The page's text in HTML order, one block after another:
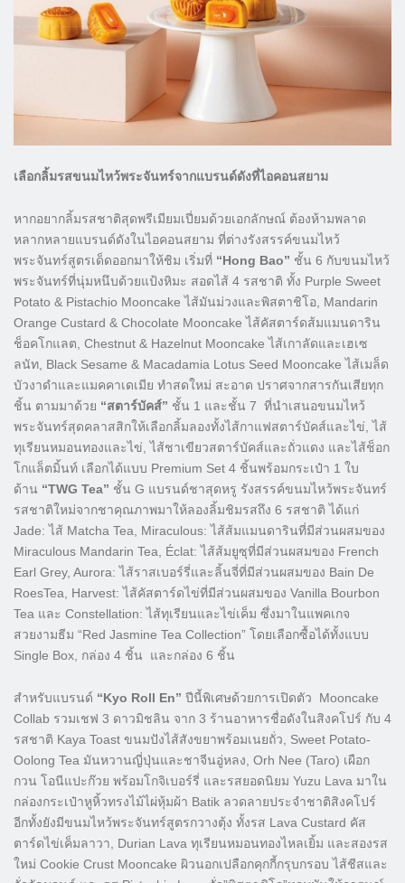
เลือกลิ้มรสขนมไหว้พระจันทร์จากแบรนด์ดังที่ไอคอนสยาม
หากอยากลิ้มรสชาติสุดพรีเมียมเปี่ยมด้วยเอกลักษณ์ ต้องห้ามพลาด
หลากหลายแบรนด์ดังในไอคอนสยาม ที่ต่างรังสรรค์ขนมไหว้
พระจันทร์สูตรเด็ดออกมาให้ชิม เริ่มที่ “Hong Bao” ชั้น 6 กับขนมไหว้
พระจันทร์ที่นุ่มหนึบด้วยแป้งหิมะ สอดไส้ 4 รสชาติ ทั้ง Purple Sweet
Potato & Pistachio Mooncake ไส้มันม่วงและพิสตาชิโอ, Mandarin
Orange Custard & Chocolate Mooncake ไส้คัสตาร์ดส้มแมนดาริน
ช็อคโกแลต, Chestnut & Hazelnut Mooncake ไส้เกาลัดและเฮเซ
ลนัท, Black Sesame & Macadamia Lotus Seed Mooncake ไส้เมล็ด
บัวงาดำและแมคคาเดเมีย ทำสดใหม่ สะอาด ปราศจากสารกันเสียทุก
ชิ้น ตามมาด้วย “สตาร์บัคส์” ชั้น 1 และชั้น 7 ที่นำเสนอขนมไหว้
พระจันทร์สุดคลาสสิกให้เลือกลิ้มลองทั้งไส้กาแฟสตาร์บัคส์และไข่, ไส้
ทุเรียนหมอนทองและไข่, ไส้ชาเขียวสตาร์บัคส์และถั่วแดง และไส้ช็อก
โกแล็ตมิ้นท์ เลือกได้แบบ Premium Set 4 ชิ้นพร้อมกระเป๋า 1 ใบ
ด้าน “TWG Tea” ชั้น G แบรนด์ชาสุดหรู รังสรรค์ขนมไหว้พระจันทร์
รสชาติใหม่จากชาคุณภาพมาให้ลองลิ้มชิมรสถึง 6 รสชาติ ได้แก่
Jade: ไส้ Matcha Tea, Miraculous: ไส้ส้มแมนดารินที่มีส่วนผสมของ
Miraculous Mandarin Tea, Éclat: ไส้ส้มยูซุที่มีส่วนผสมของ French
Earl Grey, Aurora: ไส้ราสเบอร์รี่และลิ้นจี่ที่มีส่วนผสมของ Bain De
RoesTea, Harvest: ไส้คัสตาร์ดไข่ที่มีส่วนผสมของ Vanilla Bourbon
Tea และ Constellation: ไส้ทุเรียนและไข่เค็ม ซึ่งมาในแพคเกจ
สวยงามธีม “Red Jasmine Tea Collection” โดยเลือกซื้อได้ทั้งแบบ
Single Box, กล่อง 4 ชิ้น และกล่อง 6 ชิ้น
สำหรับแบรนด์ “Kyo Roll En” ปีนี้พิเศษด้วยการเปิดตัว Mooncake
Collab รวมเชฟ 3 ดาวมิชลิน จาก 3 ร้านอาหารชื่อดังในสิงคโปร์ กับ 4
รสชาติ Kaya Toast ขนมปังไส้สังขยาพร้อมเนยถั่ว, Sweet Potato-
Oolong Tea มันหวานญี่ปุ่นและชาจีนอู่หลง, Orh Nee (Taro) เผือก
กวน โอนีแปะก๊วย พร้อมโกจิเบอร์รี่ และรสยอดนิยม Yuzu Lava มาใน
กล่องกระเป๋าหูหิ้วทรงไม้ไผ่หุ้มผ้า Batik ลวดลายประจำชาติสิงคโปร์
อีกทั้งยังมีขนมไหว้พระจันทร์สูตรกวางตุ้ง ทั้งรส Lava Custard คัส
ตาร์ดไข่เค็มลาวา, Durian Lava ทุเรียนหมอนทองไหลเยิ้ม และสองรส
ใหม่ Cookie Crust Mooncake ผิวนอกเปลือกคุกกี้กรุบกรอบ ไส้ชีสและ